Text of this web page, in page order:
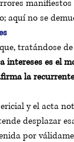
aquí no se
tratándose
intereses es el
la
y el acta
desplazar
por